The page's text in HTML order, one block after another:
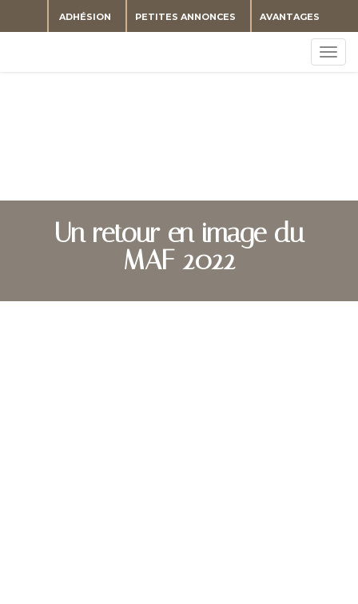
AVANTAGES
PETITES ANNONCES
ADHÉSION
Un retour en image du
MAF 2022